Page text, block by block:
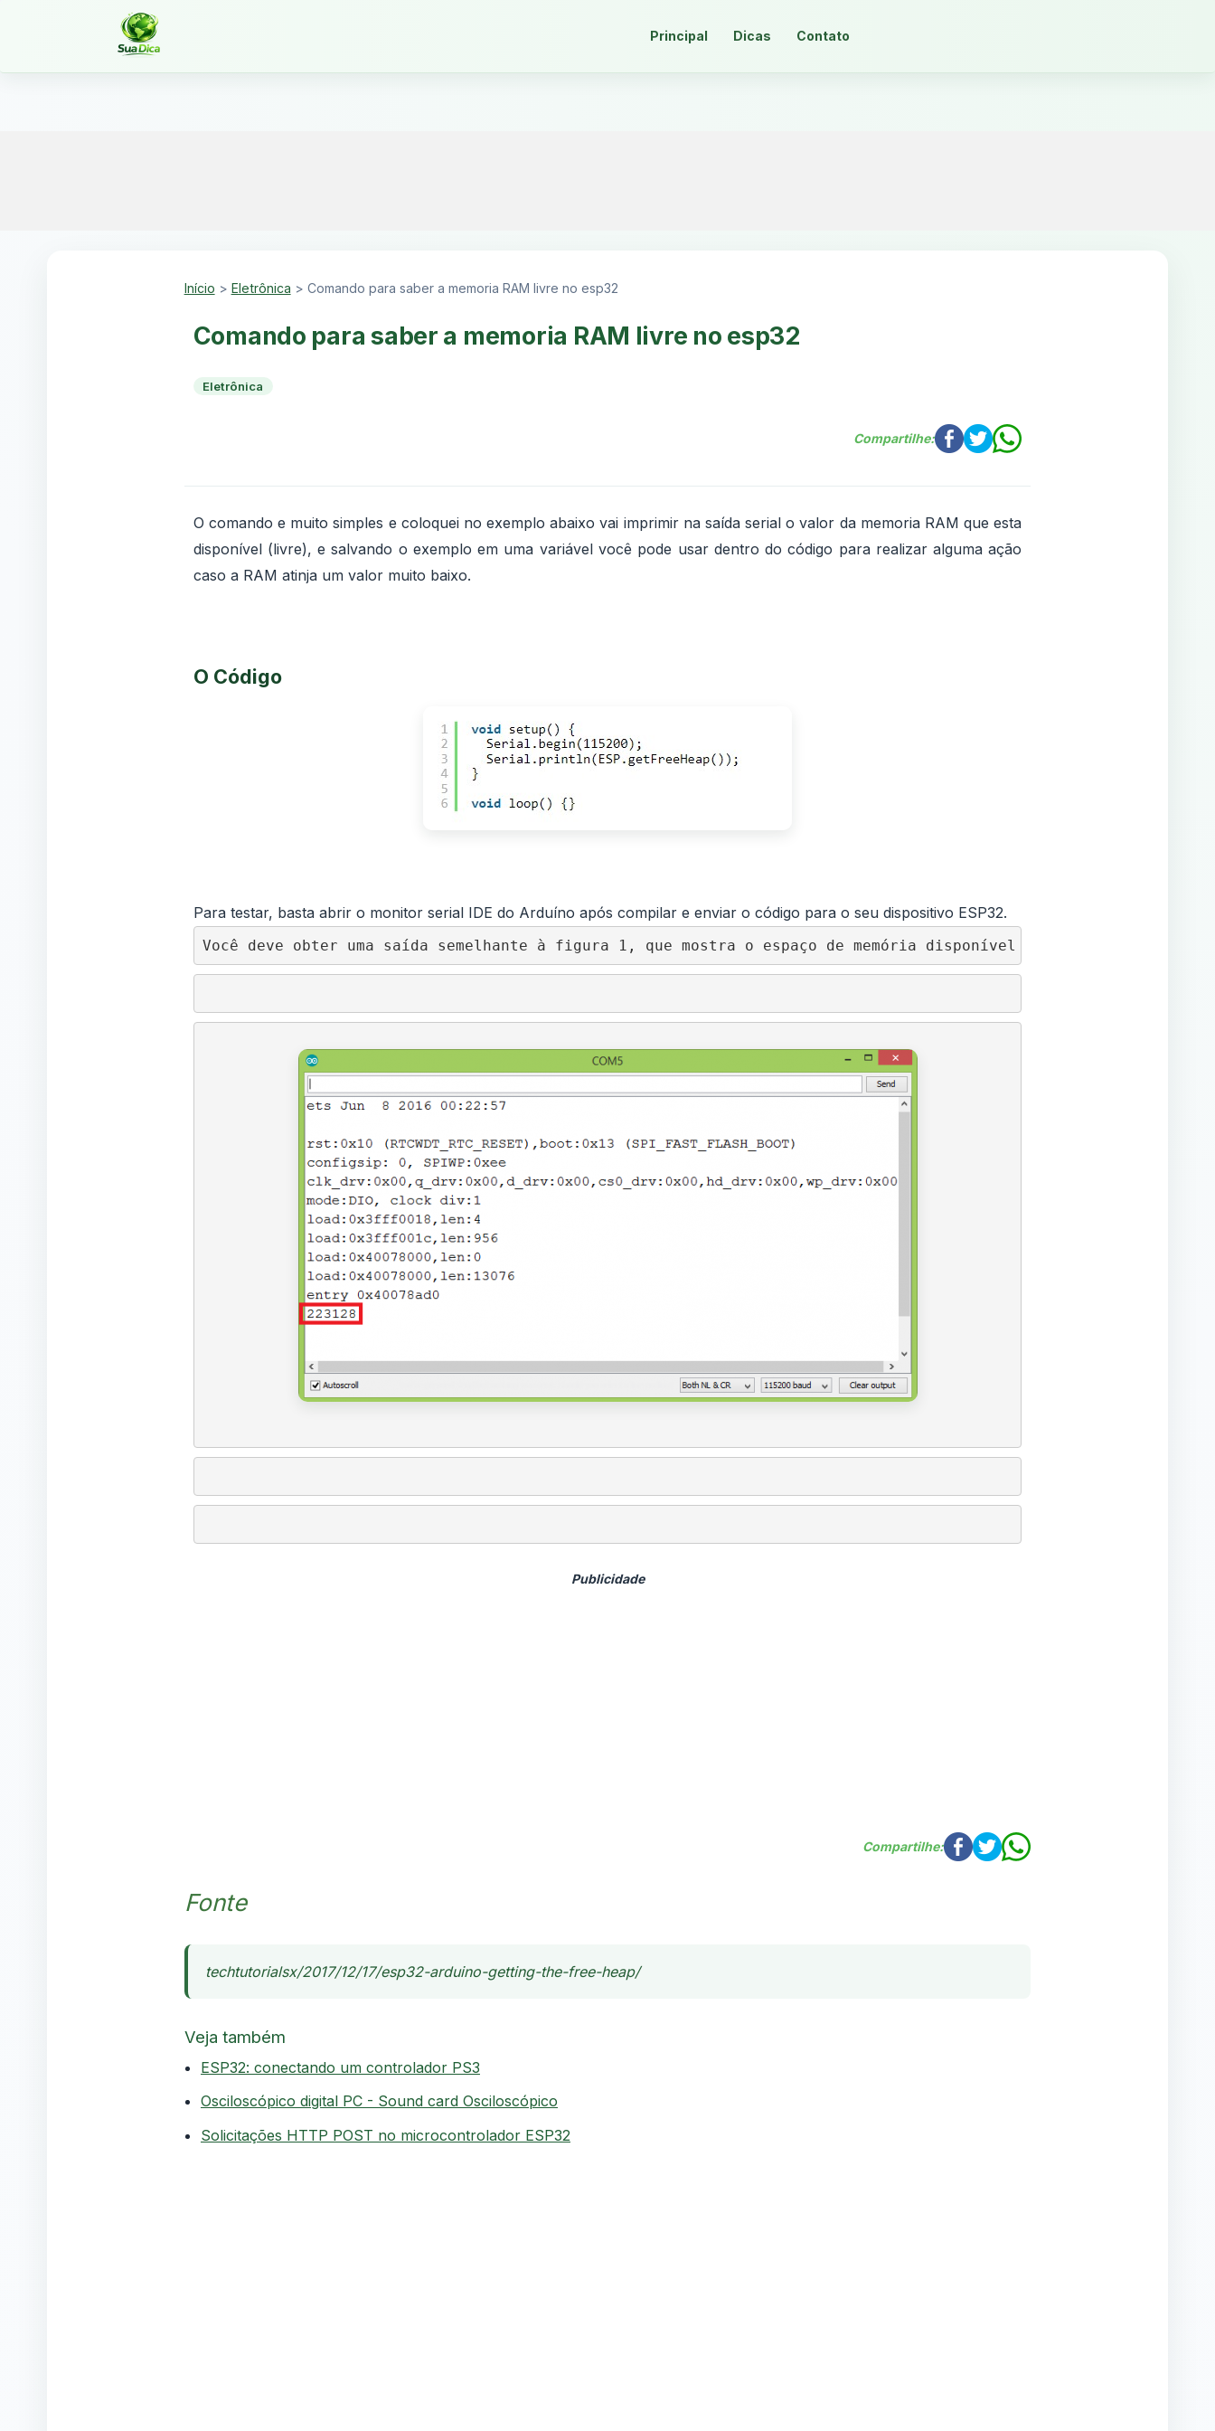
Principal Dicas Contato
Início > Eletrônica > Comando para saber a memoria RAM livre no esp32
Comando para saber a memoria RAM livre no esp32
Eletrônica
Compartilhe:
O comando e muito simples e coloquei no exemplo abaixo vai imprimir na saída serial o valor da memoria RAM que esta
disponível (livre), e salvando o exemplo em uma variável você pode usar dentro do código para realizar alguma ação
caso a RAM atinja um valor muito baixo.
O Código
Para testar, basta abrir o monitor serial IDE do Arduíno após compilar e enviar o código para o seu dispositivo ESP32.
Você deve obter uma saída semelhante à figura 1, que mostra o espaço de memória disponível no dispositivo.
Compartilhe:
Fonte
techtutorialsx/2017/12/17/esp32-arduino-getting-the-free-heap/
Veja também
ESP32: conectando um controlador PS3
Osciloscópico digital PC - Sound card Osciloscópico
Solicitações HTTP POST no microcontrolador ESP32